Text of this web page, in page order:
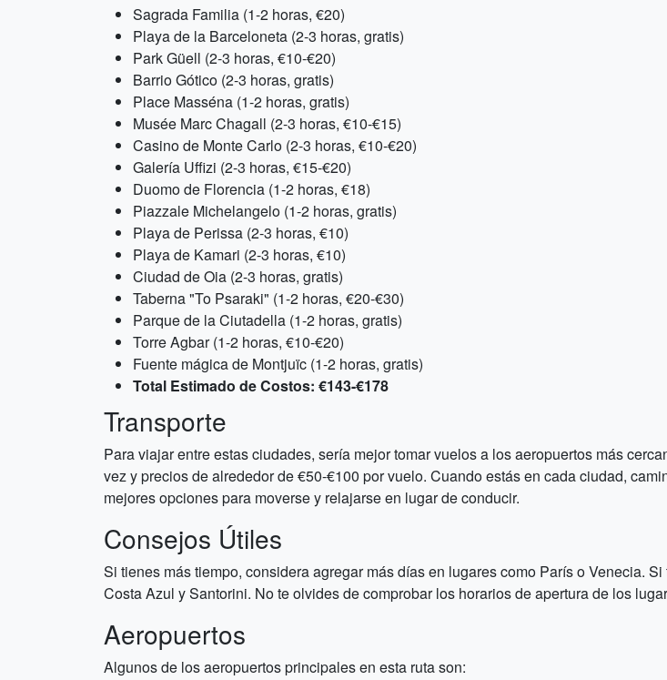
Sagrada Familia (1-2 horas, €20)
Playa de la Barceloneta (2-3 horas, gratis)
Park Güell (2-3 horas, €10-€20)
Barrio Gótico (2-3 horas, gratis)
Place Masséna (1-2 horas, gratis)
Musée Marc Chagall (2-3 horas, €10-€15)
Casino de Monte Carlo (2-3 horas, €10-€20)
Galería Uffizi (2-3 horas, €15-€20)
Duomo de Florencia (1-2 horas, €18)
Piazzale Michelangelo (1-2 horas, gratis)
Playa de Perissa (2-3 horas, €10)
Playa de Kamari (2-3 horas, €10)
Ciudad de Oia (2-3 horas, gratis)
Taberna "To Psaraki" (1-2 horas, €20-€30)
Parque de la Ciutadella (1-2 horas, gratis)
Torre Agbar (1-2 horas, €10-€20)
Fuente mágica de Montjuïc (1-2 horas, gratis)
Total Estimado de Costos: €143-€178
Transporte
Para viajar entre estas ciudades, sería mejor tomar vuelos a los aeropuertos más
vez y precios de alrededor de €50-€100 por vuelo. Cuando estás en cada ciudad,
mejores opciones para moverse y relajarse en lugar de conducir.
Consejos Útiles
Si tienes más tiempo, considera agregar más días en lugares como París o Venecia.
Costa Azul y Santorini. No te olvides de comprobar los horarios de apertura de los
Aeropuertos
Algunos de los aeropuertos principales en esta ruta son: